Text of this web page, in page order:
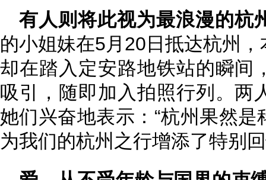
有人则将此视为最浪漫的杭
的小姐妹在5月20日抵达杭州
却在踏入定安路地铁站的瞬间
吸引，随即加入拍照行列。两
她们兴奋地表示：“杭州果然
为我们的杭州之行增添了特别